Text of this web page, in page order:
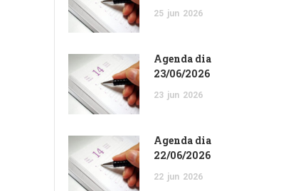
25 jun 2026
Agenda dia
23/06/2026
23 jun 2026
Agenda dia
22/06/2026
22 jun 2026